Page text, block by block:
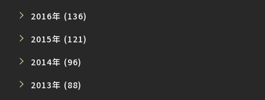
2016年 (136)
2015年 (121)
2014年 (96)
2013年 (88)